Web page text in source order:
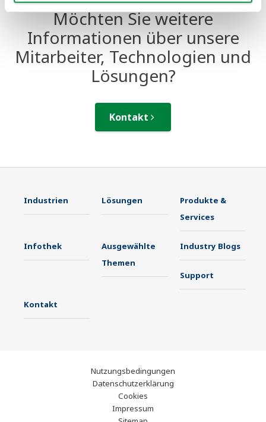
Möchten Sie weitere
Informationen über unsere
Mitarbeiter, Technologien und
Lösungen?
Kontakt
Industrien Lösungen
Produkte &
Services
Infothek
Ausgewählte
Themen
Industry Blogs
Support
Kontakt
Nutzungsbedingungen
Datenschutzerklärung
Cookies
Impressum